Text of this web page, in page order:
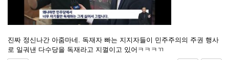
진짜 정신나간 아줌마네. 독재자 빠는 지지자들이 민주주의의 주권 행사
로 일궈낸 다수당을 독재라고 지껄이고 있어ㅋㅋㅋㄲ